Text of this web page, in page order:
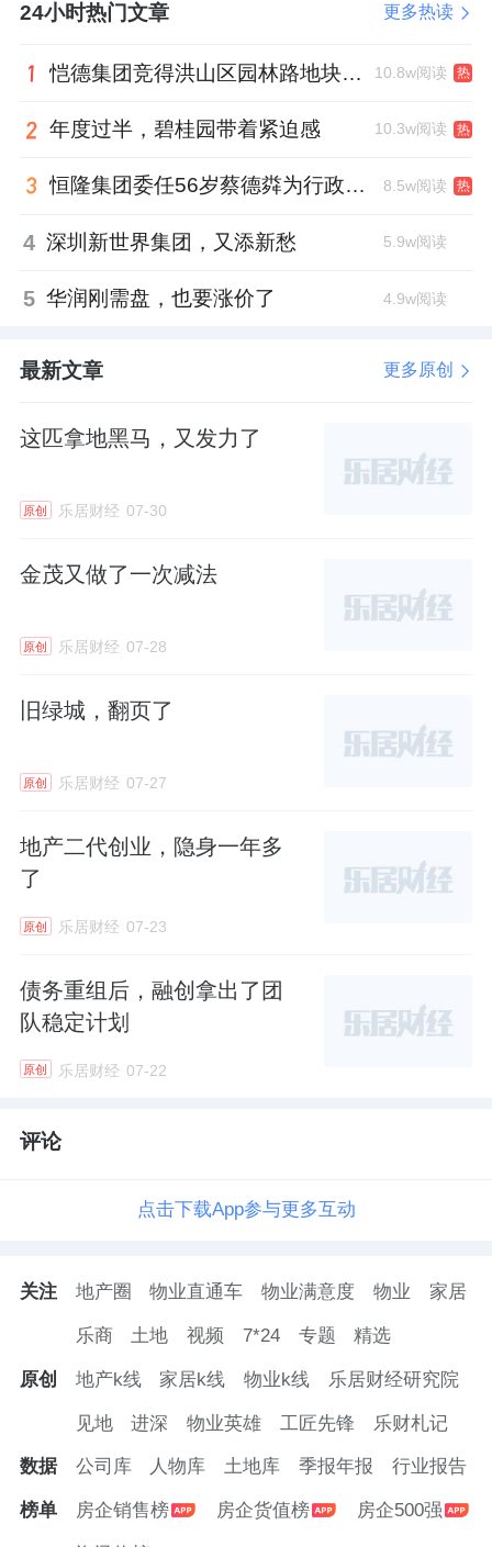
是融创产品战略当中尤为重要的一环。
此后两年，公司连续启动战略升级，他作为主
生活整合服务商”、“美好城市共建者”。
如今，他淡出了三大业务，融创内部的说法
是，汪孟德将更聚焦公司整体战略和重点业务
年，他从管业务到管战略的轨迹，已较为清
但外界仍道出了背后的另一隐情。
那就是近年来，因为融创陷入流动性困境，作
次被限高。
今年4月，因融创房地产集团，未及时披露未能
被深交所出具了警示函。
这为公司管理层的新老交替，提供了一个动
线”。
象，也已逐渐显露。
孙喆一于2017年开始担任融创执行董事，进入
孙喆一任总裁。
融创北京 区域总裁职务，重回地产一
那时候，原融创北京区域总裁荆宏，升任北京
区域董事长。大有对二代“扶上马，送一程”的
眼下，按照公司高管新老交替的进度，孙喆一
后续是否会有新的安排，还有待观察。
24小时热门文章 更多热读
恺德集团竞得洪山区园林路地块，引入贝好家C2M产品定位及营销服务 10.8w阅读 热
年度过半，碧桂园带着紧迫感 10.3w阅读 热
恒隆集团委任56岁蔡德粦为行政总裁、年薪2052万港元，曾任星巴克中国CEO 8.5w阅读 热
4 深圳新世界集团，又添新愁 5.9w阅读
5 华润刚需盘，也要涨价了 4.9w阅读
最新文章 更多原创
这匹拿地黑马，又发力了
原创 乐居财经 07-30
金茂又做了一次减法
原创 乐居财经 07-28
旧绿城，翻页了
原创 乐居财经 07-27
地产二代创业，隐身一年多
了
原创 乐居财经 07-23
债务重组后，融创拿出了团
队稳定计划
原创 乐居财经 07-22
评论
点击下载App参与更多互动
关注 地产圈 物业直通车 物业满意度 物业 家居
乐商 土地 视频 7*24 专题 精选
原创 地产k线 家居k线 物业k线 乐居财经研究院
见地 进深 物业英雄 工匠先锋 乐财札记
数据 公司库 人物库 土地库 季报年报 行业报告
榜单 房企销售榜 房企货值榜 房企500强